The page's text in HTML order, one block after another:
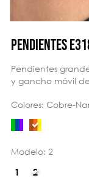
PENDIENTES
Pendientes
y gancho móvil
Colores: Cobre-
Modelo: 2